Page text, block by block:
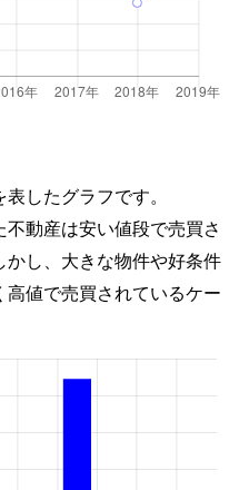
したグラフです。
動産は安い値段で売買さ
し、大きな物件や好条件
値で売買されているケー